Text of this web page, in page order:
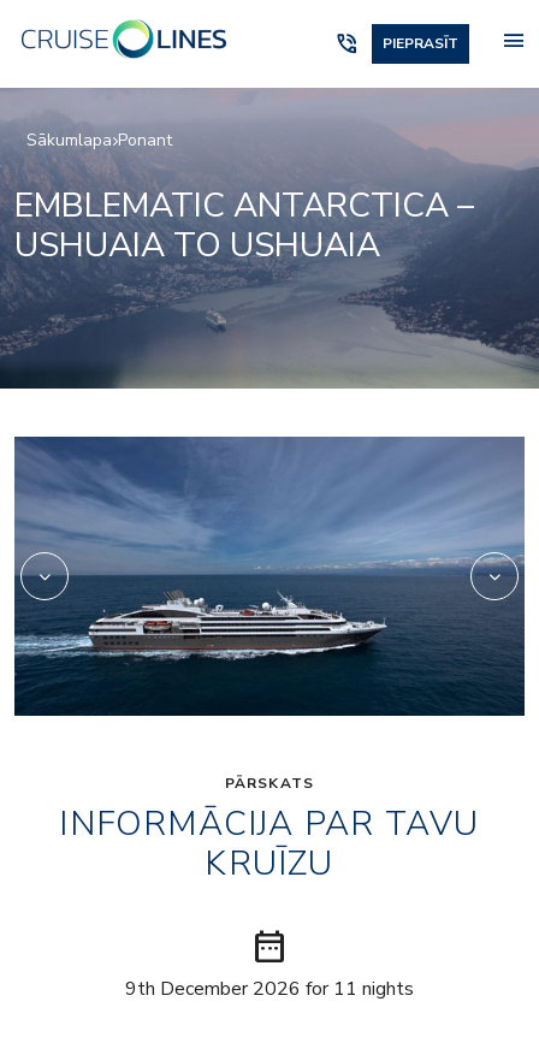
phone_in_talk PIEPRASĪT menu
Sākumlapa Ponant
EMBLEMATIC ANTARCTICA –
USHUAIA TO USHUAIA
PĀRSKATS
INFORMĀCIJA PAR TAVU
KRUĪZU
date_range
9th December 2026 for 11 nights